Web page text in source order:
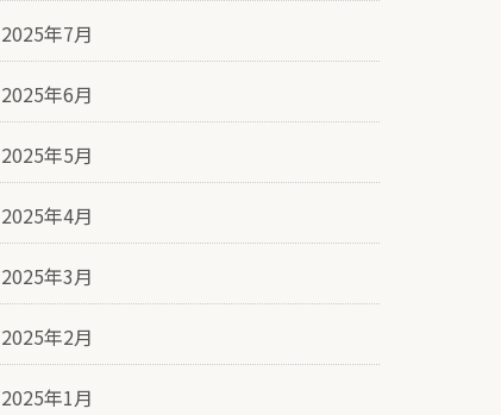
2025年7月
2025年6月
2025年5月
2025年4月
2025年3月
2025年2月
2025年1月